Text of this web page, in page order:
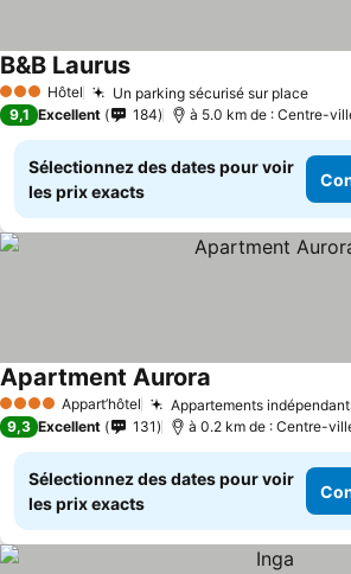
3 ÉtoilesHôtel Un parking sécurisé sur place
B&B Laurus
9,1 Excellent 184 à 5.0 km de : Centre-
Sélectionnez des dates pour voir
les prix exacts
4 Étoiles Appart’hôtel Appartements
Apartment Aurora
9,3 Excellent 131 à 0.2 km de : Centre-
Sélectionnez des dates pour voir
les prix exacts